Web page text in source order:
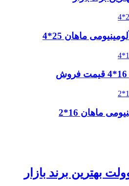
ماهان 25*4
ماهان 16*2